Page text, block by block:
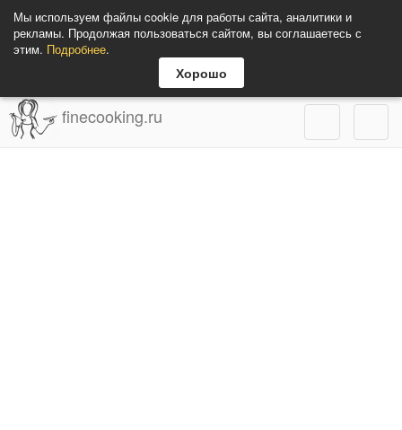
Мы используем файлы cookie для работы сайта, аналитики и
рекламы. Продолжая пользоваться сайтом, вы соглашаетесь с
этим. Подробнее.
Хорошо
finecooking.ru